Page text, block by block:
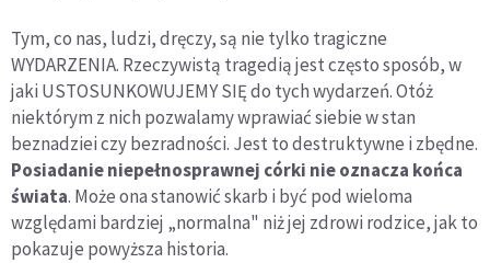
Tym, co nas, ludzi, dręczy, są nie tylko tragiczne
WYDARZENIA. Rzeczywistą tragedią jest często sposób, w
jaki USTOSUNKOWUJEMY SIĘ do tych wydarzeń. Otóż
niektórym z nich pozwalamy wprawiać siebie w stan
beznadziei czy bezradności. Jest to destruktywne i zbędne.
Posiadanie niepełnosprawnej córki nie oznacza końca
świata. Może ona stanowić skarb i być pod wieloma
względami bardziej „normalna" niż jej zdrowi rodzice, jak to
pokazuje powyższa historia.